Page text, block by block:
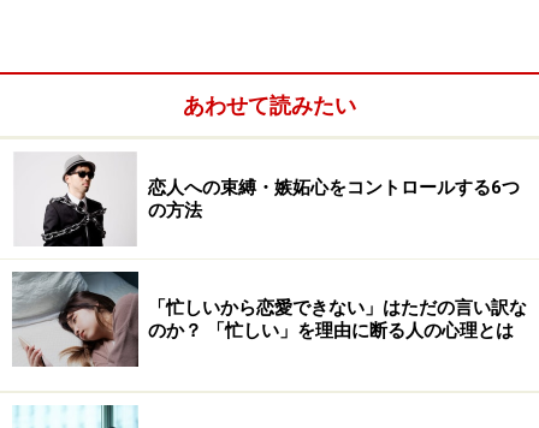
いになったり、相手にとってありがた迷惑になったりす
ることもあります。そんなときも、本当の意味で「相手
のためになること」が見えていないことが多いのです。
あわせて読みたい
恋人への束縛・嫉妬心をコントロールする6つ
の方法
「忙しいから恋愛できない」はただの言い訳な
のか？ 「忙しい」を理由に断る人の心理とは